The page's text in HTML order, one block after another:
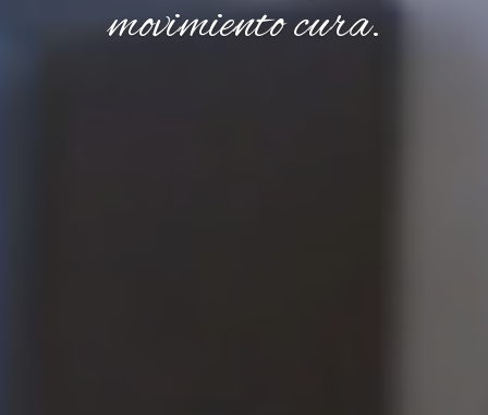
movimiento cura.